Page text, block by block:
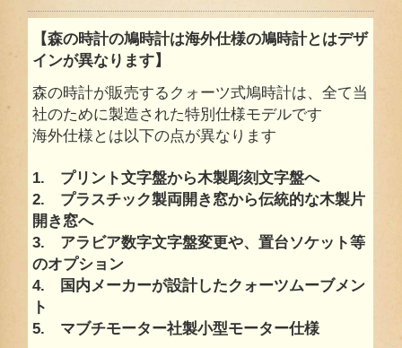
【森の時計の鳩時計は海外仕様の鳩時計とはデザ
インが異なります】
森の時計が販売するクォーツ式鳩時計は、全て当
社のために製造された特別仕様モデルです
海外仕様とは以下の点が異なります
1. プリント文字盤から木製彫刻文字盤へ
2. プラスチック製両開き窓から伝統的な木製片
開き窓へ
3. アラビア数字文字盤変更や、置台ソケット等
のオプション
4. 国内メーカーが設計したクォーツムーブメン
ト
5. マブチモーター社製小型モーター仕様